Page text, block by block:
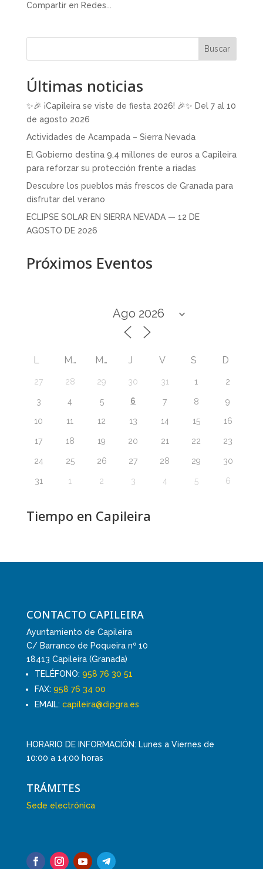
Compartir en Redes...
Buscar
Últimas noticias
✨🎉 ¡Capileira se viste de fiesta 2026! 🎉✨ Del 7 al 10
de agosto 2026
Actividades de Acampada – Sierra Nevada
El Gobierno destina 9,4 millones de euros a Capileira
para reforzar su protección frente a riadas
Descubre los pueblos más frescos de Granada para
disfrutar del verano
ECLIPSE SOLAR EN SIERRA NEVADA — 12 DE
AGOSTO DE 2026
Próximos Eventos
L M M J V S D
27 28 29 30 31 1 2
3 4 5 6 7 8 9
10 11 12 13 14 15 16
17 18 19 20 21 22 23
24 25 26 27 28 29 30
31 1 2 3 4 5 6
Tiempo en Capileira
CONTACTO CAPILEIRA
Ayuntamiento de Capileira
C/ Barranco de Poqueira nº 10
18413 Capileira (Granada)
TELÉFONO: 958 76 30 51
FAX: 958 76 34 00
EMAIL: capileira@dipgra.es
HORARIO DE INFORMACIÓN: Lunes a Viernes de
10:00 a 14:00 horas
TRÁMITES
Sede electrónica